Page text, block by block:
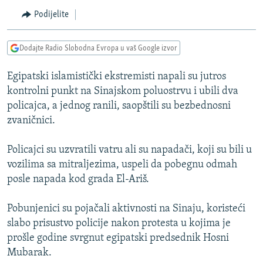
navigaciju
Pređite
na
CRNA GORA
VIDEO
FOTOGALERIJE
INFOGRAFIKE
PODCASTI
RAT U UKRAJINI
KINA NA BALKANU
RSE PRIČE IZ SVIJETA
ISPRIČAJ MI
DNEVNO@RSE
SPECIJALI RSE
VIŠE OD NASLOVA
GENOCID U SREBRENICI
POPLAVE I KLIZIŠTA U BIH 2024.
PRATITE NAS
Podijelite
Dodajte Radio Slobodna Evropa u vaš Google izvor
Egipatski islamistički ekstremisti napali su jutros
kontrolni punkt na Sinajskom poluostrvu i ubili dva
policajca, a jednog ranili, saopštili su bezbednosni
zvaničnici.
Policajci su uzvratili vatru ali su napadači, koji su bili u
vozilima sa mitraljezima, uspeli da pobegnu odmah
posle napada kod grada El-Ariš.
Pobunjenici su pojačali aktivnosti na Sinaju, koristeći
slabo prisustvo policije nakon protesta u kojima je
prošle godine svrgnut egipatski predsednik Hosni
Mubarak.